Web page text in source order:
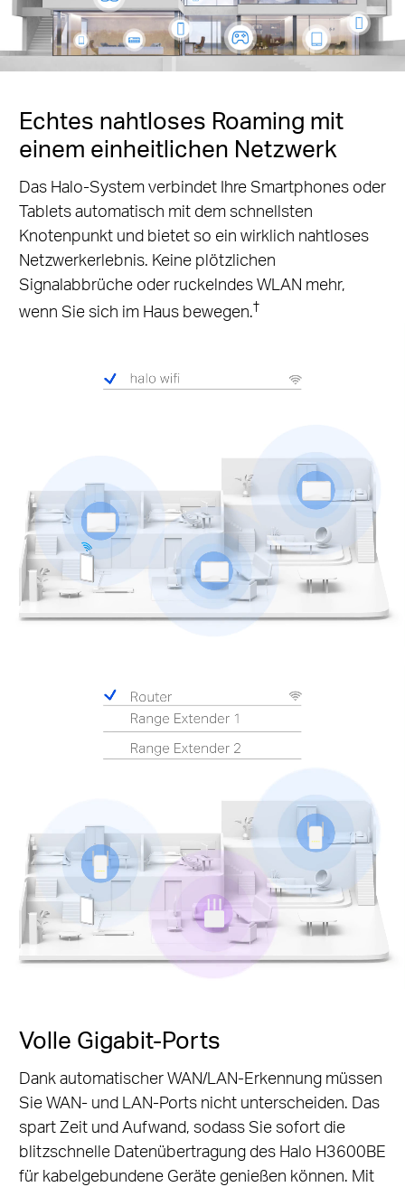
Echtes nahtloses Roaming mit
einem einheitlichen Netzwerk
Das Halo-System verbindet Ihre Smartphones oder
Tablets automatisch mit dem schnellsten
Knotenpunkt und bietet so ein wirklich nahtloses
Netzwerkerlebnis. Keine plötzlichen
Signalabbrüche oder ruckelndes WLAN mehr,
wenn Sie sich im Haus bewegen.†
Volle Gigabit-Ports
Dank automatischer WAN/LAN-Erkennung müssen
Sie WAN- und LAN-Ports nicht unterscheiden. Das
spart Zeit und Aufwand, sodass Sie sofort die
blitzschnelle Datenübertragung des Halo H3600BE
für kabelgebundene Geräte genießen können. Mit